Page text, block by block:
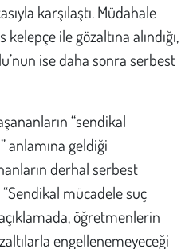
karşılaştı. Müdahale
ile gözaltına alındığı,
ise daha sonra serbest
“sendikal
anlamına geldiği
derhal serbest
“Sendikal mücadele suç
öğretmenlerin
engellenemeyeceği